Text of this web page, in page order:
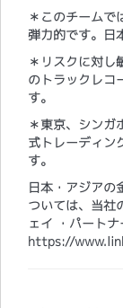
＊このチームで
弾力的です。日
＊リスクに対し
のトラックレコ
す。
＊東京、シンガ
式トレーディン
す。
日本・アジアの
ついては、当社
ェイ ・パートナ
https://